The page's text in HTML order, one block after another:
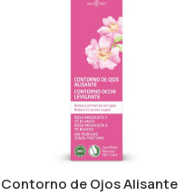
Contorno de Ojos Alisante